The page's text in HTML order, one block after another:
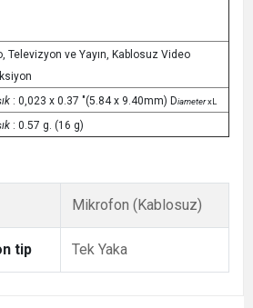
Televizyon ve Yayın, Kablosuz Video
: 0,023 x 0.37 "(5.84 x 9.40mm) DiameterxL
: 0.57 g. (16 g)
Mikrofon (Kablosuz)
tip Tek Yaka